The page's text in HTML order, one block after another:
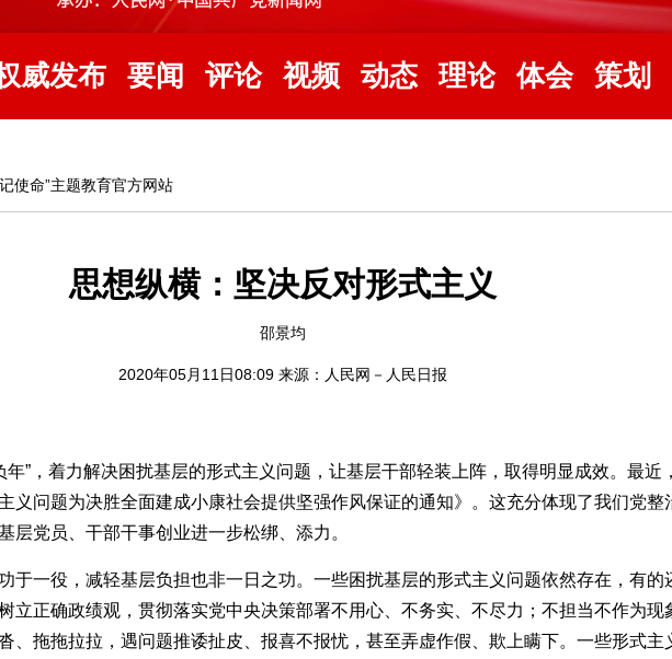
威发布 要闻 评论 视频 动态 理论 体会 策划
使命”主题教育官方网站
思想纵横：坚决反对形式主义
邵景均
2020年05月11日08:09 来源： 人民网－人民日报
年”，着力解决困扰基层的形式主义问题，让基层干部轻装上阵，取得明显成效。最近
义问题为决胜全面建成小康社会提供坚强作风保证的通知》。这充分体现了我们党整
层党员、干部干事创业进一步松绑、添力。
于一役，减轻基层负担也非一日之功。一些困扰基层的形式主义问题依然存在，有的
立正确政绩观，贯彻落实党中央决策部署不用心、不务实、不尽力；不担当不作为现
、拖拖拉拉，遇问题推诿扯皮、报喜不报忧，甚至弄虚作假、欺上瞒下。一些形式主